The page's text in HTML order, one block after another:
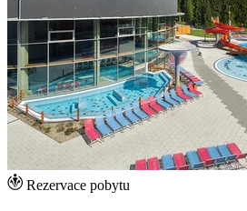
Rezervace pobytu